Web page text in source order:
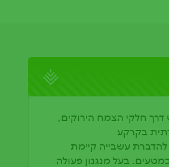
דרך חלקי הצמח הירוקים,
בקרקע
עשבייה קיימת
בעל מנגנון פעולה